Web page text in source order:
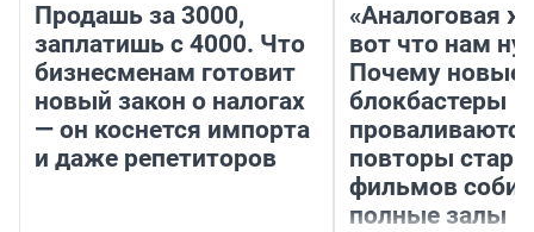
Продашь за 3000,
заплатишь с 4000. Что
бизнесменам готовит
новый закон о налогах
— он коснется импорта
и даже репетиторов
«Аналоговая
вот что нам
Почему новые
блокбастеры
повторы
фильмов
полные залы